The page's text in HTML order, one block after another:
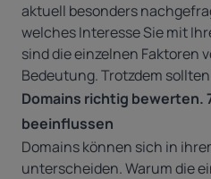
aktuell besonders
welches Interesse Sie mit
sind die einzelnen Faktoren
Bedeutung. Trotzdem
Domains richtig bewerten.
beeinflussen
Domains können sich in
unterscheiden. Warum die